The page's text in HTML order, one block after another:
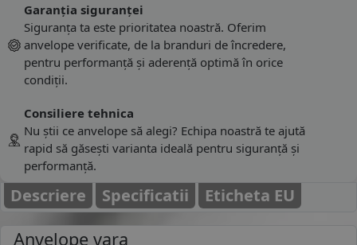
Garanția siguranței
Siguranța ta este prioritatea noastră. Oferim
anvelope verificate, de la branduri de încredere,
pentru performanță și aderență optimă în orice
condiții.
Consiliere tehnica
Nu știi ce anvelope să alegi? Echipa noastră te ajută
rapid să găsești varianta ideală pentru siguranță și
performanță.
Descriere Specificatii Eticheta EU
Anvelope vara